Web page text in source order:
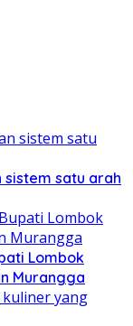
sistem satu arah
Lombok
Murangga